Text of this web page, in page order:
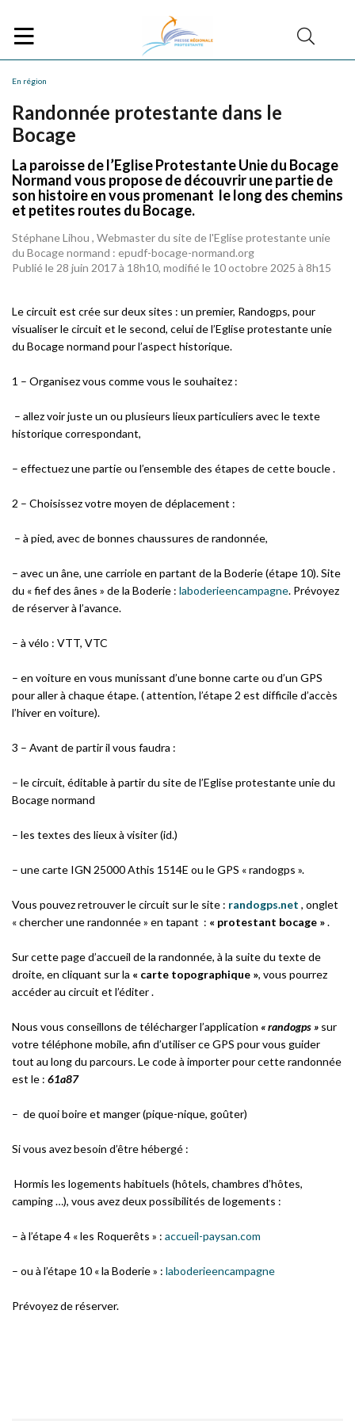
En région
Randonnée protestante dans le
Bocage
La paroisse de l’Eglise Protestante Unie du Bocage
Normand vous propose de découvrir une partie de
son histoire en vous promenant le long des chemins
et petites routes du Bocage.
Stéphane Lihou , Webmaster du site de l'Eglise protestante unie
du Bocage normand : epudf-bocage-normand.org
Publié le 28 juin 2017 à 18h10, modifié le 10 octobre 2025 à 8h15
Le circuit est crée sur deux sites : un premier, Randogps, pour
visualiser le circuit et le second, celui de l’Eglise protestante unie
du Bocage normand pour l’aspect historique.
1 – Organisez vous comme vous le souhaitez :
– allez voir juste un ou plusieurs lieux particuliers avec le texte
historique correspondant,
– effectuez une partie ou l’ensemble des étapes de cette boucle .
2 – Choisissez votre moyen de déplacement :
– à pied, avec de bonnes chaussures de randonnée,
– avec un âne, une carriole en partant de la Boderie (étape 10). Site
du « fief des ânes » de la Boderie : laboderieencampagne. Prévoyez
de réserver à l’avance.
– à vélo : VTT, VTC
– en voiture en vous munissant d’une bonne carte ou d’un GPS
pour aller à chaque étape. ( attention, l’étape 2 est difficile d’accès
l’hiver en voiture).
3 – Avant de partir il vous faudra :
– le circuit, éditable à partir du site de l’Eglise protestante unie du
Bocage normand
– les textes des lieux à visiter (id.)
– une carte IGN 25000 Athis 1514E ou le GPS « randogps ».
Vous pouvez retrouver le circuit sur le site : randogps.net , onglet
« chercher une randonnée » en tapant : « protestant bocage ».
Sur cette page d’accueil de la randonnée, à la suite du texte de
droite, en cliquant sur la « carte topographique », vous pourrez
accéder au circuit et l’éditer .
Nous vous conseillons de télécharger l’application « randogps » sur
votre téléphone mobile, afin d’utiliser ce GPS pour vous guider
tout au long du parcours. Le code à importer pour cette randonnée
est le : 61a87
– de quoi boire et manger (pique-nique, goûter)
Si vous avez besoin d’être hébergé :
Hormis les logements habituels (hôtels, chambres d’hôtes,
camping …), vous avez deux possibilités de logements :
– à l’étape 4 « les Roquerêts » : accueil-paysan.com
– ou à l’étape 10 « la Boderie » : laboderieencampagne
Prévoyez de réserver.